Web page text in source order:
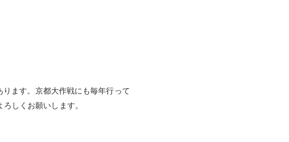
ます。京都大作戦にも毎年行って
しくお願いします。